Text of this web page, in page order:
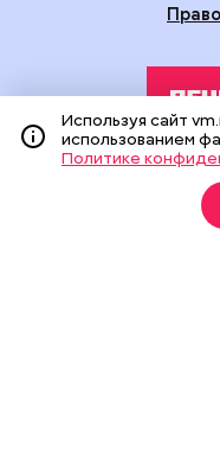
Издание создано при
средств массовой
На сайте применяются
Используя сайт
использованием
Политике